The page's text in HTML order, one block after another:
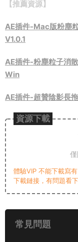
【推薦資源】
AE插件-Mac版粉塵
V1.0.1
AE插件-粉塵粒子消
Win
AE插件-超贊陰影長
資源下載
體驗VIP 不能下載寫
下載鏈接，有問題看
常見問題